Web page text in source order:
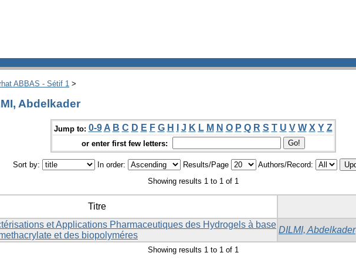
ABBAS - Sétif 1 >
Abdelkader
Jump to: 0-9 A B C D E F G H J K L M N O P Q R S T U V W X Y Z
or enter first few letters:
Sort by: In order: Results/Page
Authors/Record:
Showing results 1 to 1 of 1
Titre
et Applications Pharmaceutiques des Hydrogels à base
et des biopolyméres
DILMI, Abdelkader
Showing results 1 to 1 of 1